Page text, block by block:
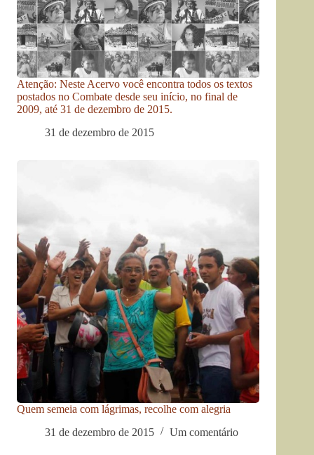
Atenção: Neste Acervo você encontra todos os textos
postados no Combate desde seu início, no final de
2009, até 31 de dezembro de 2015.
31 de dezembro de 2015
Quem semeia com lágrimas, recolhe com alegria
31 de dezembro de 2015
Um comentário